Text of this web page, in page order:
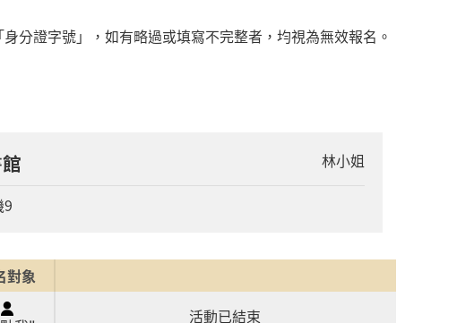
分證字號」，如有略過或填寫不完整者，均視為無效報名。
林小姐
9
對象
活動已結束